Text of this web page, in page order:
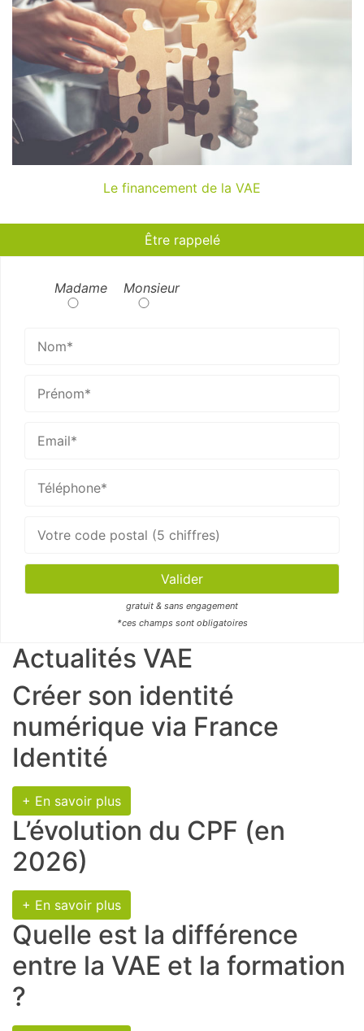
Le financement de la VAE
Être rappelé
Madame Monsieur
gratuit & sans engagement
*ces champs sont obligatoires
Actualités VAE
Créer son identité
numérique via France
Identité
+ En savoir plus
L’évolution du CPF (en
2026)
+ En savoir plus
Quelle est la différence
entre la VAE et la formation
?